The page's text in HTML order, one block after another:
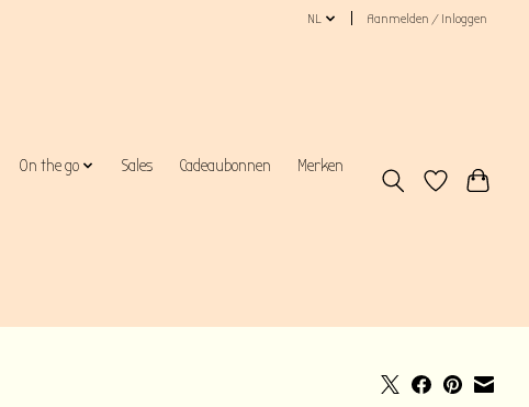
NL Aanmelden / Inloggen
On the go Sales Cadeaubonnen
Merken